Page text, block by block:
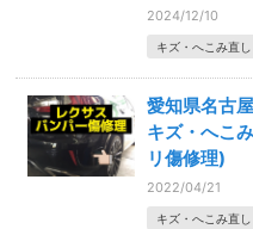
2024/12/10
キズ・へこみ直し
愛知県名古
キズ・へこ
リ傷修理)
2022/04/21
キズ・へこみ直し